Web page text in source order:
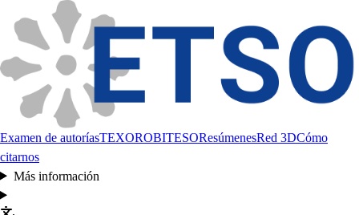
Examen de autoríasTEXOROBITESOResúmenesRed 3DCómo
citarnos
Más información